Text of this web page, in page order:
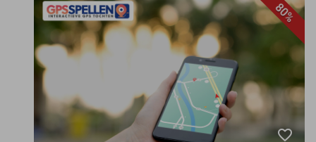
80%
favorite_border